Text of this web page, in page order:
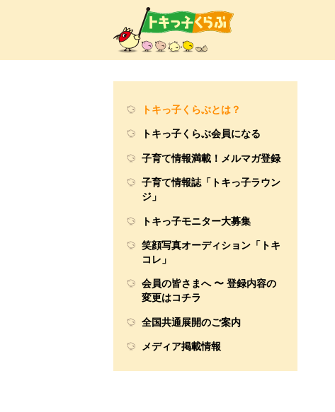
トキっ子くらぶとは？
トキっ子くらぶ会員になる
子育て情報満載！メルマガ登録
子育て情報誌「トキっ子ラウン
ジ」
トキっ子モニター大募集
笑顔写真オーディション「トキ
コレ」
会員の皆さまへ 〜 登録内容の
変更はコチラ
全国共通展開のご案内
メディア掲載情報